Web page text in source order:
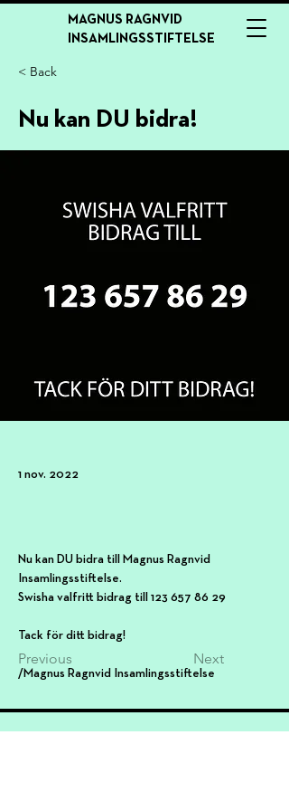
MAGNUS RAGNVID
INSAMLINGSSTIFTELSE
< Back
Nu kan DU bidra!
1 nov. 2022
Previous Next
Nu kan DU bidra till Magnus Ragnvid
Insamlingsstiftelse.
Swisha valfritt bidrag till 123 657 86 29
Tack för ditt bidrag!
/Magnus Ragnvid Insamlingsstiftelse